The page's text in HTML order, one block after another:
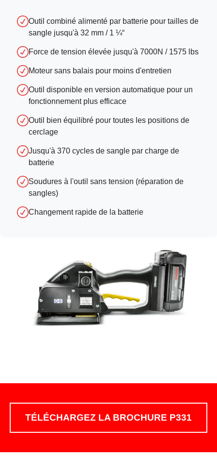
Outil combiné alimenté par batterie pour tailles de
sangle jusqu'à 32 mm / 1 ¼“
Force de tension élevée jusqu'à 7000N / 1575 lbs
Moteur sans balais pour moins d'entretien
Outil disponible en version automatique pour un
fonctionnement plus efficace
Outil bien équilibré pour toutes les positions de
cerclage
Jusqu'à 370 cycles de sangle par charge de
batterie
Soudures à l'outil sans tension (réparation de
sangles)
Changement rapide de la batterie
TÉLÉCHARGEZ LA BROCHURE P331